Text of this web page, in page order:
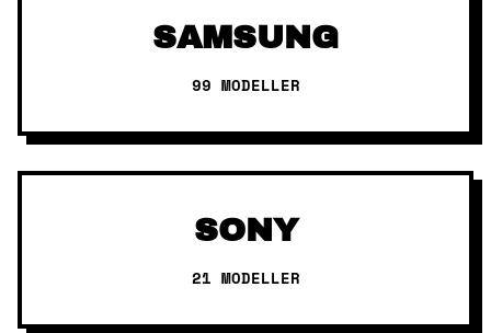
SAMSUNG
99 MODELLER
SONY
21 MODELLER